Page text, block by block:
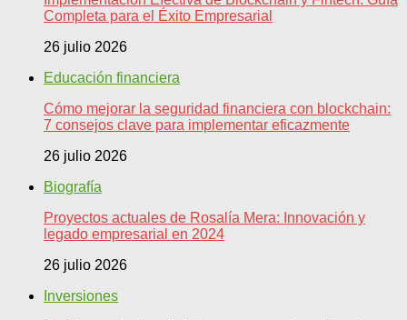
Completa para el Éxito Empresarial
26 julio 2026
Educación financiera
Cómo mejorar la seguridad financiera con blockchain:
7 consejos clave para implementar eficazmente
26 julio 2026
Biografía
Proyectos actuales de Rosalía Mera: Innovación y
legado empresarial en 2024
26 julio 2026
Inversiones